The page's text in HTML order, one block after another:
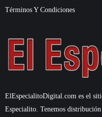
Términos Y Condiciones
ElEspecialitoDigital.com es el
Especialito. Tenemos